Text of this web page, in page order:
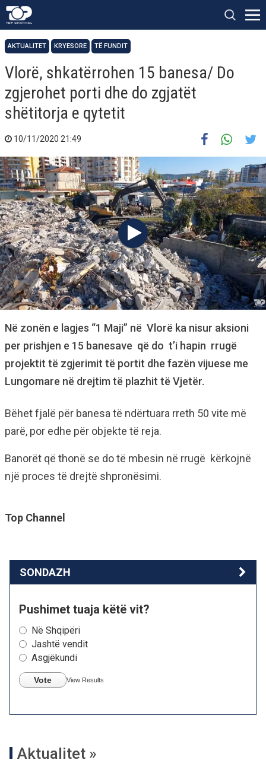
AKTUALITET KRYESORE TË FUNDIT
Vlorë, shkatërrohen 15 banesa/ Do
zgjerohet porti dhe do zgjatët
shëtitorja e qytetit
10/11/2020 21:49
Në zonën e lagjes “1 Maji” në Vlorë ka nisur aksioni
per prishjen e 15 banesave që do t’i hapin rrugë
projektit të zgjerimit të portit dhe fazën vijuese me
Lungomare në drejtim të plazhit të Vjetër.
Bëhet fjalë për banesa të ndërtuara rreth 50 vite më
parë, por edhe për objekte të reja.
Banorët që thonë se do të mbesin në rrugë kërkojnë
një proces të drejtë shpronësimi.
Top Channel
SONDAZH
Pushimet tuaja këtë vit?
Në Shqipëri
Jashtë vendit
Asgjëkundi
Vote View Results
Aktualitet »